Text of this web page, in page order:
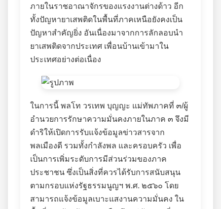
ภายในราชอาณาจักรของแรงงานต่างด้าว อีก
ทั้งปัญหายาเสพติดในพื้นที่ภาคเหนือยังคงเป็น
ปัญหาสำคัญยิ่ง อันเนื่องมาจากการลักลอบนำ
ยาเสพติดจากประเทศ เพื่อนบ้านเข้ามาใน
ประเทศอย่างต่อเนื่อง
ในการนี้ พลโท วรเทพ บุญญะ แม่ทัพภาคที่ ๓/ผู้
อำนวยการรักษาความมั่นคงภายในภาค ๓ จึงมี
ดำริให้เปิดการรับแจ้งข้อมูลข่าวสารจาก
พลเมืองดี รวมทั้งกำลังพล และครอบครัว เพื่อ
เป็นการเพิ่มระดับการมีส่วนร่วมของภาค
ประชาชน ซึ่งเป็นสิ่งที่ควรได้รับการสนับสนุน
ตามกรอบแห่งรัฐธรรมนูญฯ พ.ศ. ๒๕๖๐ โดย
สามารถแจ้งข้อมูลเบาะแสงานความมั่นคง ใน